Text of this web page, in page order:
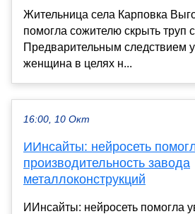
Жительница села Карповка
помогла сожителю скрыть труп
Предварительным следствием
женщина в целях н...
16:00, 10 Окт
ИИнсайты: нейросеть
производительность завода
металлоконструкций
ИИнсайты: нейросеть помогла